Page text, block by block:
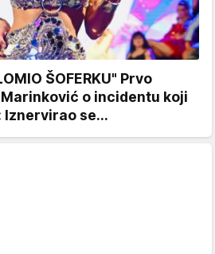
ŠOFERKU" Prvo
o incidentu koji
se...